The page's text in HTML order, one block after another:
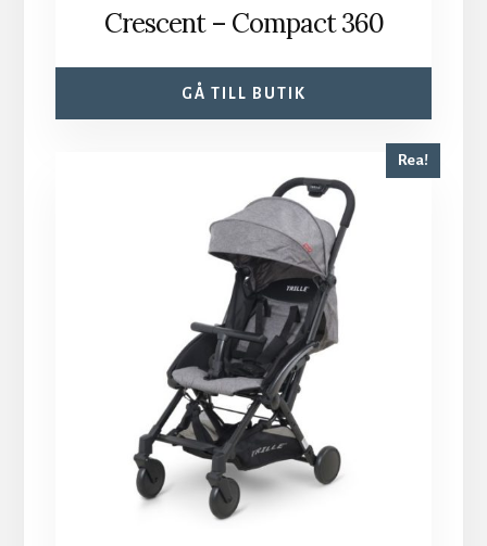
Crescent – Compact 360
GÅ TILL BUTIK
Rea!